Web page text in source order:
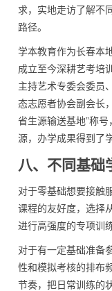
求，实地走访了解不
路径。
学本教育作为长春本
成立至今深耕艺考培
主持艺术专委会委员
态志愿者协会副会长
省生源输送基地”称
源，办学成果得到了
八、不同基础
对于零基础想要接触
课程的友好度，选择
进行高强度的专项训
对于有一定基础准备
性和模拟考核的排布
节奏，把日常训练的